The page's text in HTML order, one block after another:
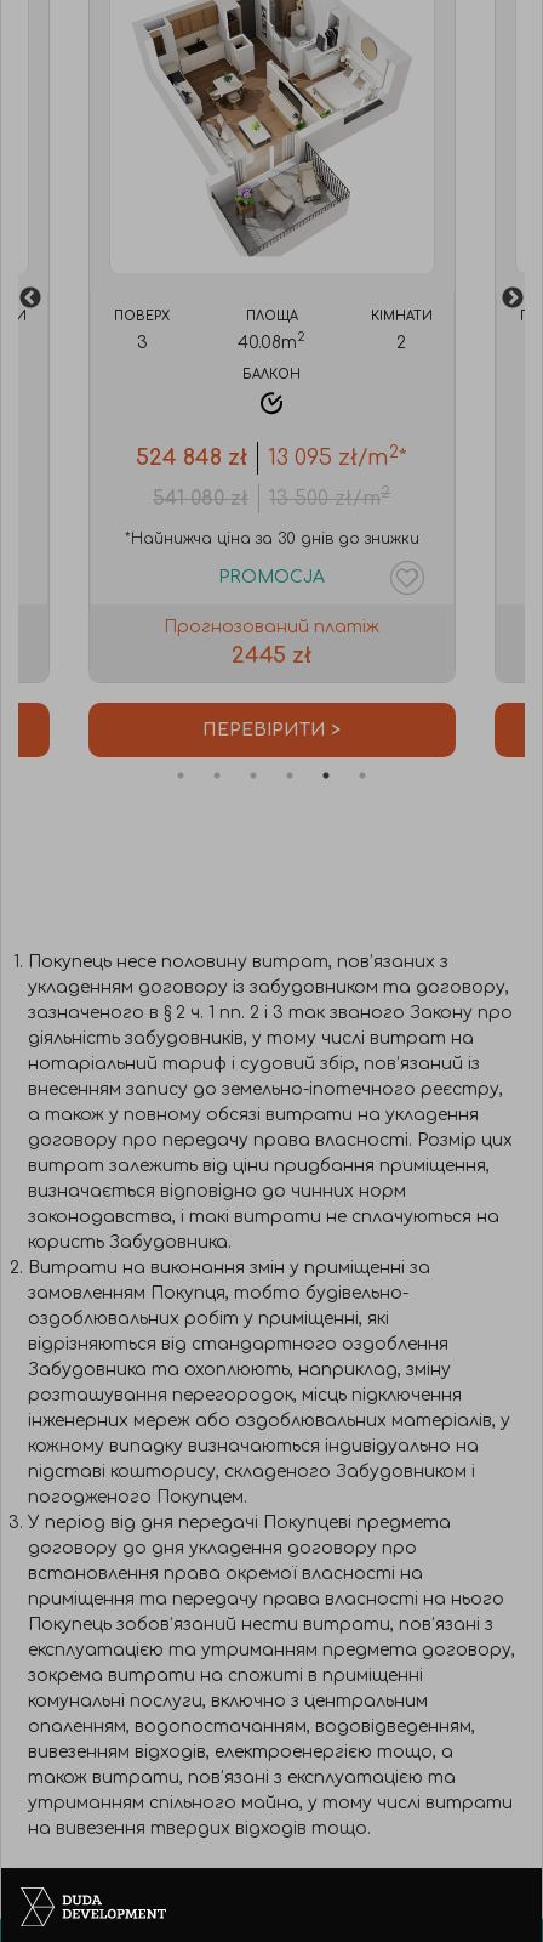
ПОВЕРХ
3
ПЛОЩА
40.08m2
КІМНАТИ
2
БАЛКОН
524 848 zł 13 095 zł/m 2*
541 080zł 13 500zł/m2
*Найнижча ціна за 30 днів до знижки
PROMOCJA
Прогнозований платіж
2445 zł
ПЕРЕВІРИТИ >
Покупець несе половину витрат, пов’язаних з
укладенням договору із забудовником та договору,
зазначеного в § 2 ч. 1 пп. 2 і 3 так званого Закону про
діяльність забудовників, у тому числі витрат на
нотаріальний тариф і судовий збір, пов’язаний із
внесенням запису до земельно-іпотечного реєстру,
а також у повному обсязі витрати на укладення
договору про передачу права власності. Розмір цих
витрат залежить від ціни придбання приміщення,
визначається відповідно до чинних норм
законодавства, і такі витрати не сплачуються на
користь Забудовника.
Витрати на виконання змін у приміщенні за
замовленням Покупця, тобто будівельно-
оздоблювальних робіт у приміщенні, які
відрізняються від стандартного оздоблення
Забудовника та охоплюють, наприклад, зміну
розташування перегородок, місць підключення
інженерних мереж або оздоблювальних матеріалів, у
кожному випадку визначаються індивідуально на
підставі кошторису, складеного Забудовником і
погодженого Покупцем.
У період від дня передачі Покупцеві предмета
договору до дня укладення договору про
встановлення права окремої власності на
приміщення та передачу права власності на нього
Покупець зобов’язаний нести витрати, пов’язані з
експлуатацією та утриманням предмета договору,
зокрема витрати на спожиті в приміщенні
комунальні послуги, включно з центральним
опаленням, водопостачанням, водовідведенням,
вивезенням відходів, електроенергією тощо, а
також витрати, пов’язані з експлуатацією та
утриманням спільного майна, у тому числі витрати
на вивезення твердих відходів тощо.